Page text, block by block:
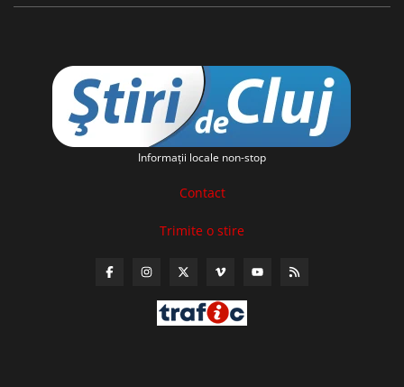
Informaţii locale non-stop
Contact
Trimite o stire